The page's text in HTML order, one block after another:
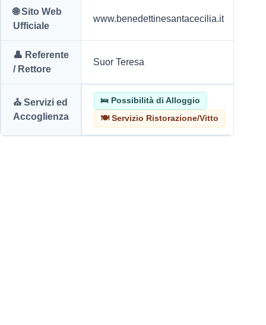
🌐 Sito Web
Ufficiale
www.benedettinesantacecilia.it
👤 Referente
/ Rettore
Suor Teresa
⛪ Servizi ed
Accoglienza
🛌 Possibilità di Alloggio
🍽️ Servizio Ristorazione/Vitto